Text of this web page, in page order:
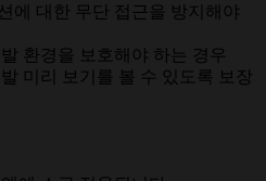
에 대한 무단 접근을 방지해야
환경을 보호해야 하는 경우
미리 보기를 볼 수 있도록 보장